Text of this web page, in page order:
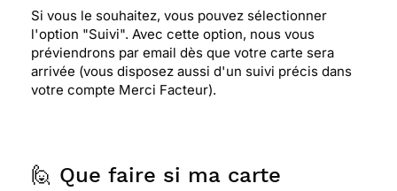
Si vous le souhaitez, vous pouvez sélectionner
l'option "Suivi". Avec cette option, nous vous
préviendrons par email dès que votre carte sera
arrivée (vous disposez aussi d'un suivi précis dans
votre compte Merci Facteur).
🙋 Que faire si ma carte